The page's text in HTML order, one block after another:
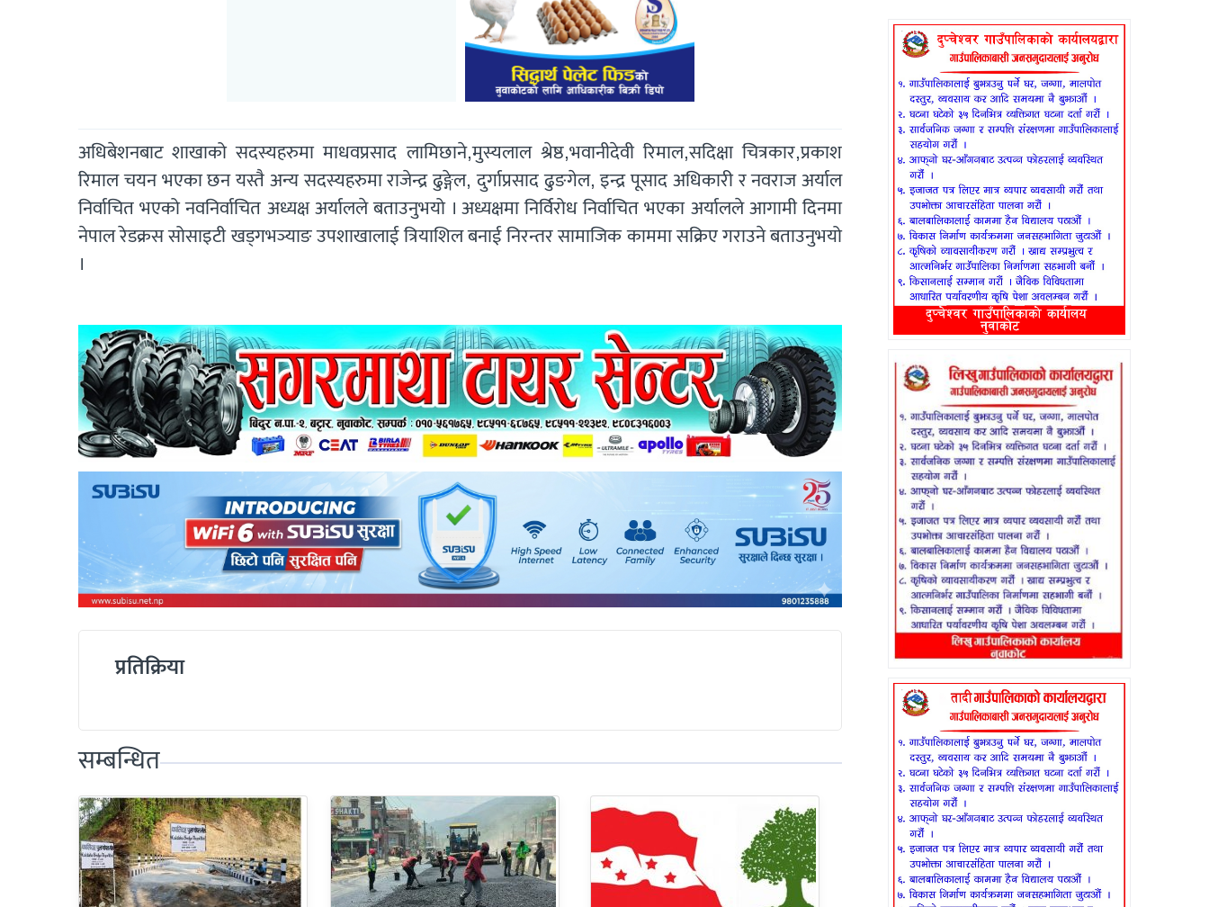
अधिबेशनबाट शाखाको सदस्यहरुमा माधवप्रसाद लामिछाने,मुस्यलाल श्रेष्ठ,भवानीदेवी रिमाल,सदिक्षा चित्रकार,प्रकाश
रिमाल चयन भएका छन यस्तै अन्य सदस्यहरुमा राजेन्द्र ढुङ्गेल, दुर्गाप्रसाद ढुङगेल, इन्द्र पूसाद अधिकारी र नवराज अर्याल
निर्वाचित भएको नवनिर्वाचित अध्यक्ष अर्यालले बताउनुभयो । अध्यक्षमा निर्विरोध निर्वाचित भएका अर्यालले आगामी दिनमा
नेपाल रेडक्रस सोसाइटी खड्गभञ्याङ उपशाखालाई त्रियाशिल बनाई निरन्तर सामाजिक काममा सक्रिए गराउने बताउनुभयो
।
प्रतिक्रिया
सम्बन्धित